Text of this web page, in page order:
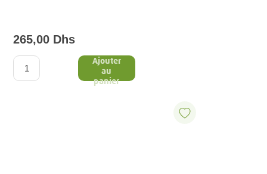
265,00 Dhs
Ajouter
au
panier